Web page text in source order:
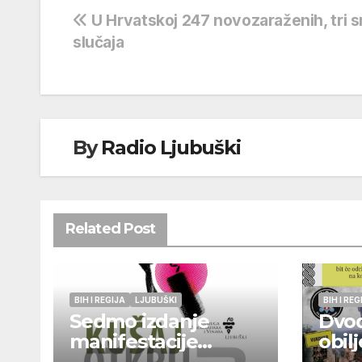
Navigacija
objava
U Hrvatskoj 247 novozaraženih, tri
slučaja
ByRadio Ljubuški
Related Post
BIH I REGIJA LJUBUŠKI
Sedmo izdanje
manifestacije
BIH I